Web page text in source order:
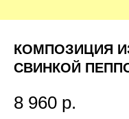
КОМПОЗИЦИЯ
СВИНКОЙ
8 960 р.